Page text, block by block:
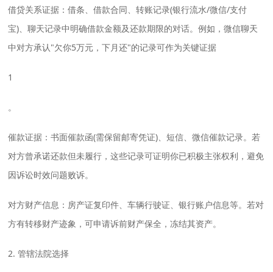
‌借贷关系证据‌：借条、借款合同、转账记录(银行流水/微信/支付
宝)、聊天记录中明确借款金额及还款期限的对话。例如，微信聊天
中对方承认"欠你5万元，下月还"的记录可作为关键证据‌
1
。
‌催款证据‌：书面催款函(需保留邮寄凭证)、短信、微信催款记录。若
对方曾承诺还款但未履行，这些记录可证明你已积极主张权利，避免
因诉讼时效问题败诉‌。
‌对方财产信息‌：房产证复印件、车辆行驶证、银行账户信息等。若对
方有转移财产迹象，可申请诉前财产保全，冻结其资产‌。
2. 管辖法院选择